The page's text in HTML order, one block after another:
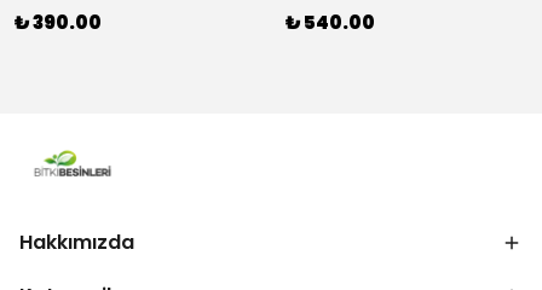
₺ 390.00 ₺ 540.00
Hakkımızda